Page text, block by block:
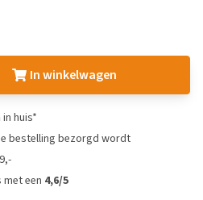
In winkelwagen
in huis*
bestelling bezorgd wordt
een 4,6/5